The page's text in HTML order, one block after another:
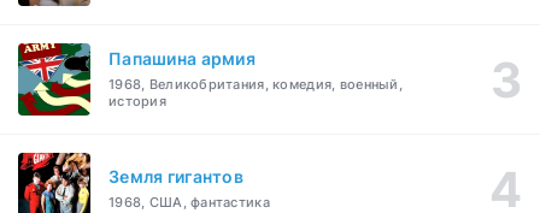
Папашина армия
1968, Великобритания, комедия, военный,
история
Земля гигантов
1968, США, фантастика